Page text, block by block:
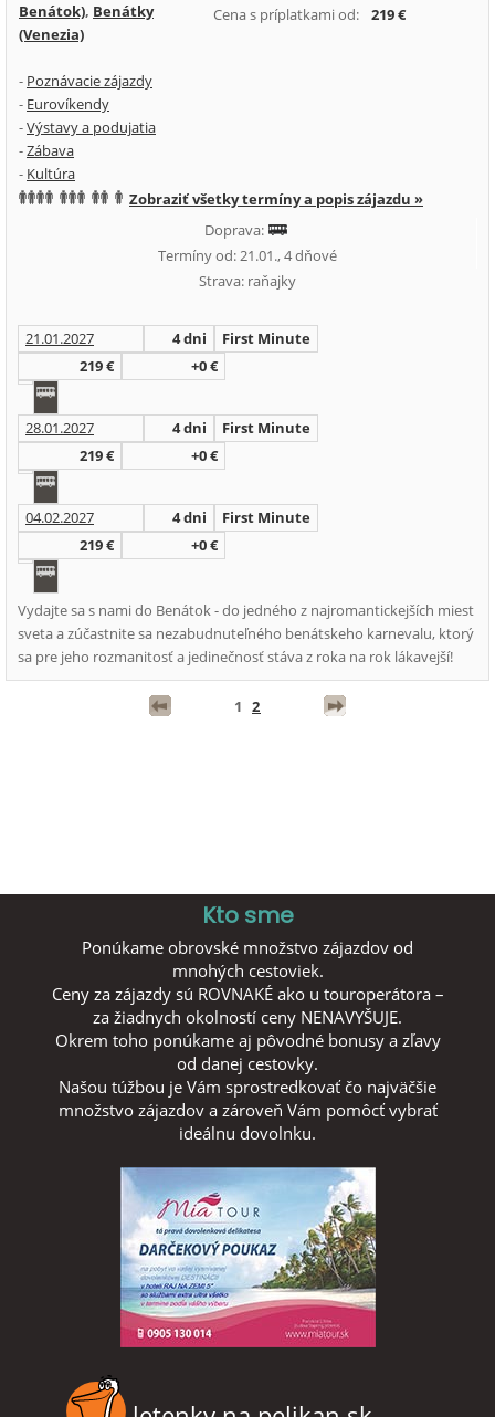
Cena s príplatkami od:
219 €
Benátok), Benátky
(Venezia)
- Poznávacie zájazdy
- Eurovíkendy
-Výstavy a podujatia
-Zábava
- Kultúra
Zobraziť všetky termíny a popis zájazdu »
Doprava:
Termíny od: 21.01., 4 dňové
Strava: raňajky
21.01.2027 4 dni
First Minute
219 €
+0 €
28.01.2027 4 dni
First Minute
219 €
+0 €
04.02.2027 4 dni
First Minute
219 €
+0 €
Vydajte sa s nami do Benátok - do jedného z najromantickejších miest
sveta a zúčastnite sa nezabudnuteľného benátskeho karnevalu, ktorý
sa pre jeho rozmanitosť a jedinečnosť stáva z roka na rok lákavejší!
1 2
Kto sme
Ponúkame obrovské množstvo zájazdov od
mnohých cestoviek.
Ceny za zájazdy sú ROVNAKÉ ako u touroperátora –
za žiadnych okolností ceny NENAVYŠUJE.
Okrem toho ponúkame aj pôvodné bonusy a zľavy
od danej cestovky.
Našou túžbou je Vám sprostredkovať čo najväčšie
množstvo zájazdov a zároveň Vám pomôcť vybrať
ideálnu dovolnku.